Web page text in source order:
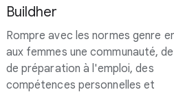
Buildher
Rompre avec les normes genre
aux femmes une communauté,
de préparation à l'emploi, des
compétences personnelles et